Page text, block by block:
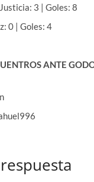
3 | Goles: 8
0 | Goles: 4
ANTE